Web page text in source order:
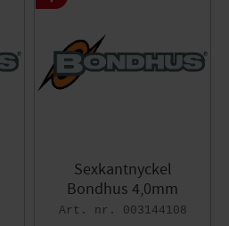
Sexkantnyckel
Bondhus 4,0mm
003144108